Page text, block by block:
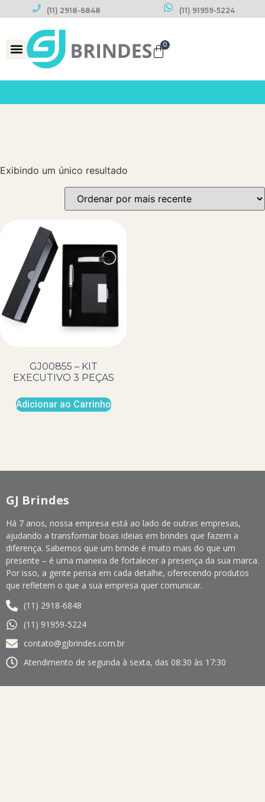
(11) 2918-6848 (11) 91959-5224
0
Exibindo um único resultado
GJ00855 – KIT
EXECUTIVO 3 PEÇAS
Adicionar ao Carrinho
GJ Brindes
Há 7 anos, nossa empresa está ao lado de outras empresas,
ajudando a transformar boas ideias em brindes que fazem a
diferença. Sabemos que um brinde é muito mais do que um
presente – é uma maneira de fortalecer a presença da sua marca.
Por isso, a gente pensa em cada detalhe, oferecendo produtos
que refletem o que a sua empresa quer comunicar.
(11) 2918-6848
(11) 91959-5224
contato@gjbrindes.com.br
Atendimento de segunda à sexta, das 08:30 às 17:30